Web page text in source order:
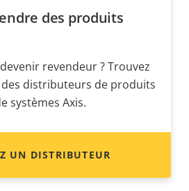
des produits
revendeur ? Trouvez
distributeurs de produits
systèmes Axis.
UN DISTRIBUTEUR